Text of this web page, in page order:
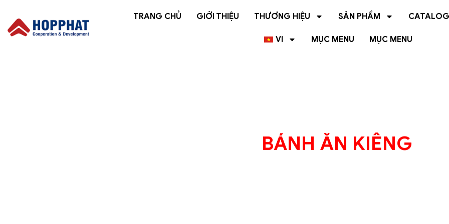
TRANG CHỦ GIỚI THIỆU THƯƠNG HIỆU SẢN PHẨM CATALOG
VI MỤC MENU MỤC MENU
BÁNH ĂN KIÊNG